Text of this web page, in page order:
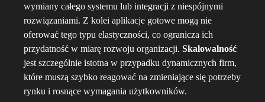
wymiany całego systemu lub integracji z niespójnymi
rozwiązaniami. Z kolei aplikacje gotowe mogą nie
oferować tego typu elastyczności, co ogranicza ich
przydatność w miarę rozwoju organizacji. Skalowalność
jest szczególnie istotna w przypadku dynamicznych firm,
które muszą szybko reagować na zmieniające się potrzeby
rynku i rosnące wymagania użytkowników.